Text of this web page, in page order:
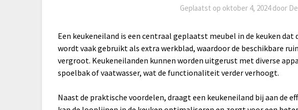
Geplaatst op oktober 4, 2024door
Een keukeneiland is een centraal geplaatst meubel in de keuken
wordt vaak gebruikt als extra werkblad, waardoor de beschikbare
vergroot. Keukeneilanden kunnen worden uitgerust met diverse
spoelbak of vaatwasser, wat de functionaliteit verder verhoogt.
Naast de praktische voordelen, draagt een keukeneiland bij aan de